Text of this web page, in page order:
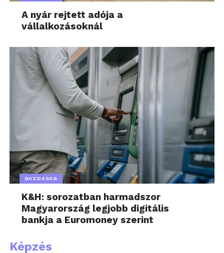
A nyár rejtett adója a
vállalkozásoknál
GAZDASÁG
K&H: sorozatban harmadszor
Magyarország legjobb digitális
bankja a Euromoney szerint
Képzés